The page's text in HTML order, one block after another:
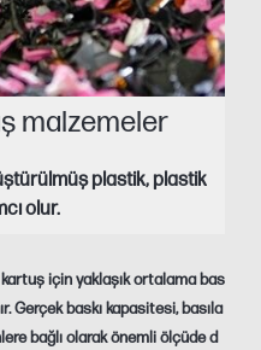
malzemeler
plastik, plastik
olur.
için yaklaşık ortalama bas
Gerçek baskı kapasitesi, basıla
bağlı olarak önemli ölçüde d